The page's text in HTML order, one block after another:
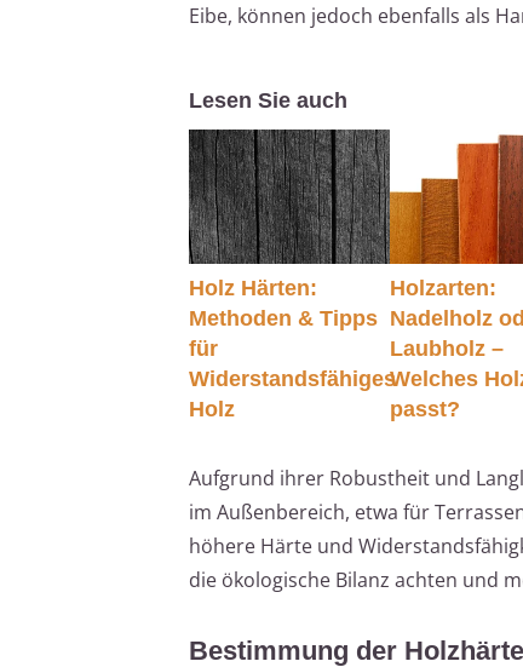
Eibe, können jedoch ebenfalls als
Lesen Sie auch
Holz Härten:
Methoden & Tipps
für
Widerstandsfähiges
Holz
Holzarten:
Nadelholz
Laubholz –
Welches
passt?
Aufgrund ihrer Robustheit und
im Außenbereich, etwa für
höhere Härte und
die ökologische Bilanz achten und
Bestimmung der Holzhärte